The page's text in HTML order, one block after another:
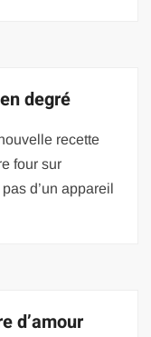
degré
recette
four sur
d’un appareil
d’amour